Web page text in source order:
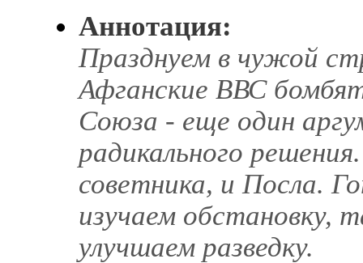
Аннотация:
Празднуем в чужой
Афганские ВВС
Союза - еще один
радикального
советника, и Посла.
изучаем обстановку,
улучшаем разведку.